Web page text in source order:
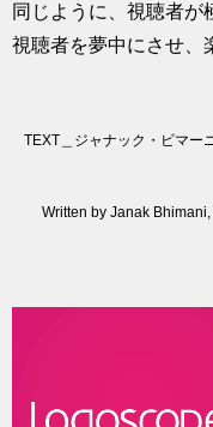
同じように、視聴者が
視聴者を夢中にさせ、
TEXT＿ジャナック・ビマー
Written by Janak